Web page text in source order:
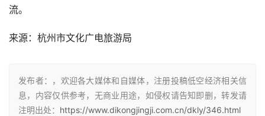
流。
来源：杭州市文化广电旅游局
发布者：，欢迎各大媒体和自媒体，注册投稿低空经济相关信
息，内容仅供参考，无商业用途，如侵权请告知即删，转发请
注明出处： https://www.dikongjingji.com.cn/dkly/346.html